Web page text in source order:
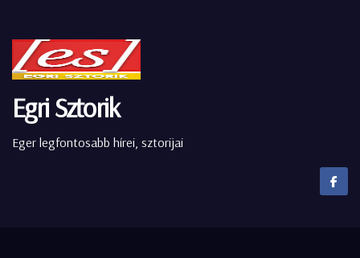
Egri Sztorik
Eger legfontosabb hírei, sztorijai